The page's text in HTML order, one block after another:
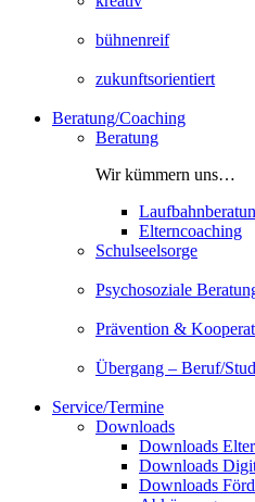
bühnenreif
zukunftsorientiert
Beratung/Coaching
Beratung
Wir kümmern uns…
Elterncoaching
Schulseelsorge
Psychosoziale
Prävention &
Übergang – Beruf/
Service/Termine
Downloads
Downloads
Downloads
Downloads